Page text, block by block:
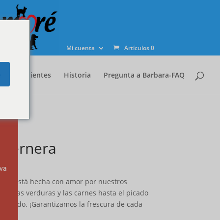
Mi cuenta Artículos 0
Ingredientes Historia Pregunta a Barbara-FAQ
precios:
$21.49
está hecha con amor por nuestros
de las verduras y las carnes hasta el picado
todo. ¡Garantizamos la frescura de cada
módulo